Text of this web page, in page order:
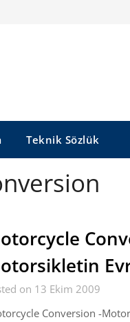
Teknik Sözlük
on 13 Ekim 2009
Conversion -